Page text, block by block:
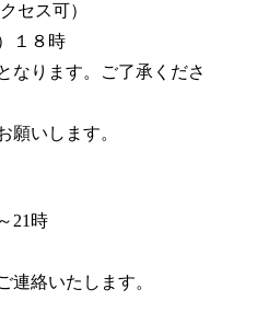
セス可）
１８時
なります。ご了承くださ
願いします。
21 時
絡いたします。